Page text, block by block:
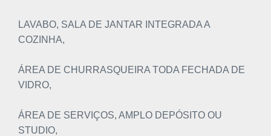
LAVABO, SALA DE JANTAR INTEGRADA A
COZINHA,
ÁREA DE CHURRASQUEIRA TODA FECHADA DE
VIDRO,
ÁREA DE SERVIÇOS, AMPLO DEPÓSITO OU
STUDIO,